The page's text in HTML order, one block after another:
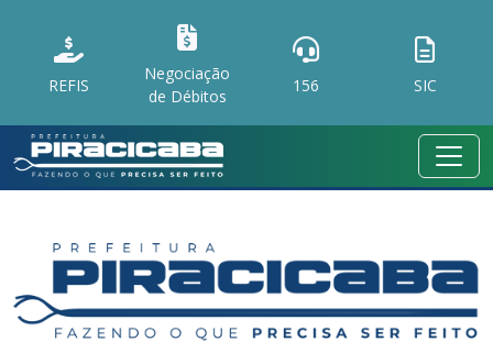
REFIS
Negociação
de Débitos
156 SIC